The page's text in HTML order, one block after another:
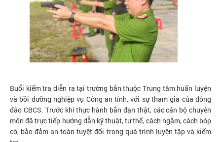
Buổi kiểm tra diễn ra tại trường bắn thuộc Trung tâm huấn luyện
và bồi dưỡng nghiệp vụ Công an tỉnh, với sự tham gia của đông
đảo CBCS. Trước khi thực hành bắn đạn thật, các cán bộ chuyên
môn đã trực tiếp hướng dẫn kỹ thuật, tư thế, cách ngắm, cách bóp
cò, bảo đảm an toàn tuyệt đối trong quá trình luyện tập và kiểm